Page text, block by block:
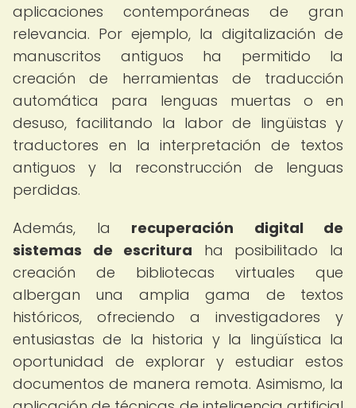
aplicaciones contemporáneas de gran
relevancia. Por ejemplo, la digitalización de
manuscritos antiguos ha permitido la
creación de herramientas de traducción
automática para lenguas muertas o en
desuso, facilitando la labor de lingüistas y
traductores en la interpretación de textos
antiguos y la reconstrucción de lenguas
perdidas.
Además, la recuperación digital de
sistemas de escritura ha posibilitado la
creación de bibliotecas virtuales que
albergan una amplia gama de textos
históricos, ofreciendo a investigadores y
entusiastas de la historia y la lingüística la
oportunidad de explorar y estudiar estos
documentos de manera remota. Asimismo, la